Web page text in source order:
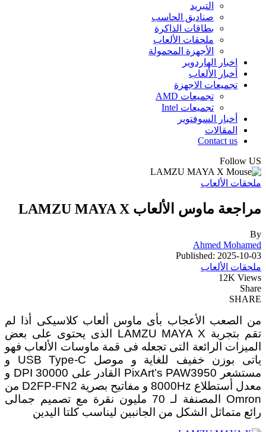
التبريد
صناديق الحاسب
بطاقات الذاكرة
ملحقات الألعاب
الأجهزة المحمولة
اخبار الهاردوير
أخبار الألعاب
تجميعات الاجهزة
تجميعات AMD
تجميعات Intel
أخبار السوفتوير
المقالات
Contact us
Follow US
ملحقات الألعاب
مراجعة ماوس الألعاب LAMZU MAYA X
By
Ahmed Mohamed
Published: 2025-10-03
ملحقات الألعاب
12K Views
Share
SHARE
من الصعب الأعجاب بأى ماوس ألعاب كلاسيكى أذا لم
تقم بتجربة LAMZU MAYA X الذى يحتوى على بعض
الميزات الرائعة التى تجعله فى قمة ماوسات الألعاب فهو
ياتى بوزن خفيف للغاية و موصل USB Type-C و
مستشعر PixArt’s PAW3950 القادر على 30000 DPI و
معدل أستطلاع 8000Hz و مفاتيح بصرية D2FP-FN2 من
Omron المصنفة لـ 70 مليون نقرة مع تصميم جمالى
رائع متماثل الشكل من الجانبين ليناسب كلتا اليدين